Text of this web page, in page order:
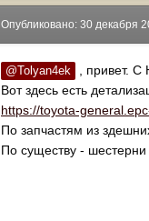
Опубликовано: 30 декабря
@Tolyan4ek
, привет.
Вот здесь есть
https://toyota-
По запчастям из
По существу - шестерни